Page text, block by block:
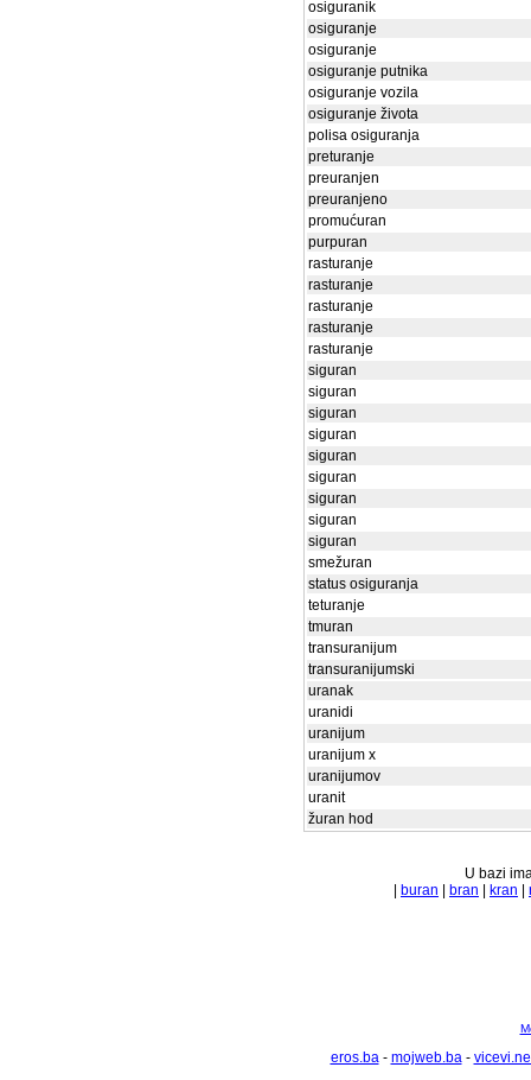
osiguranik
osiguranje
osiguranje
osiguranje putnika
osiguranje vozila
osiguranje života
polisa osiguranja
preturanje
preuranjen
preuranjeno
promućuran
purpuran
rasturanje
rasturanje
rasturanje
rasturanje
rasturanje
siguran
siguran
siguran
siguran
siguran
siguran
siguran
siguran
siguran
smežuran
status osiguranja
teturanje
tmuran
transuranijum
transuranijumski
uranak
uranidi
uranijum
uranijum x
uranijumov
uranit
žuran hod
U bazi
buran bran kran
eros.ba- mojweb.ba-